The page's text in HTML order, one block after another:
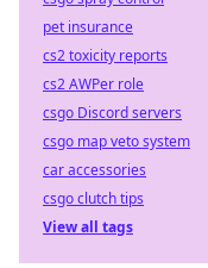
pet insurance
cs2 toxicity reports
cs2 AWPer role
csgo Discord servers
csgo map veto system
car accessories
csgo clutch tips
View all tags